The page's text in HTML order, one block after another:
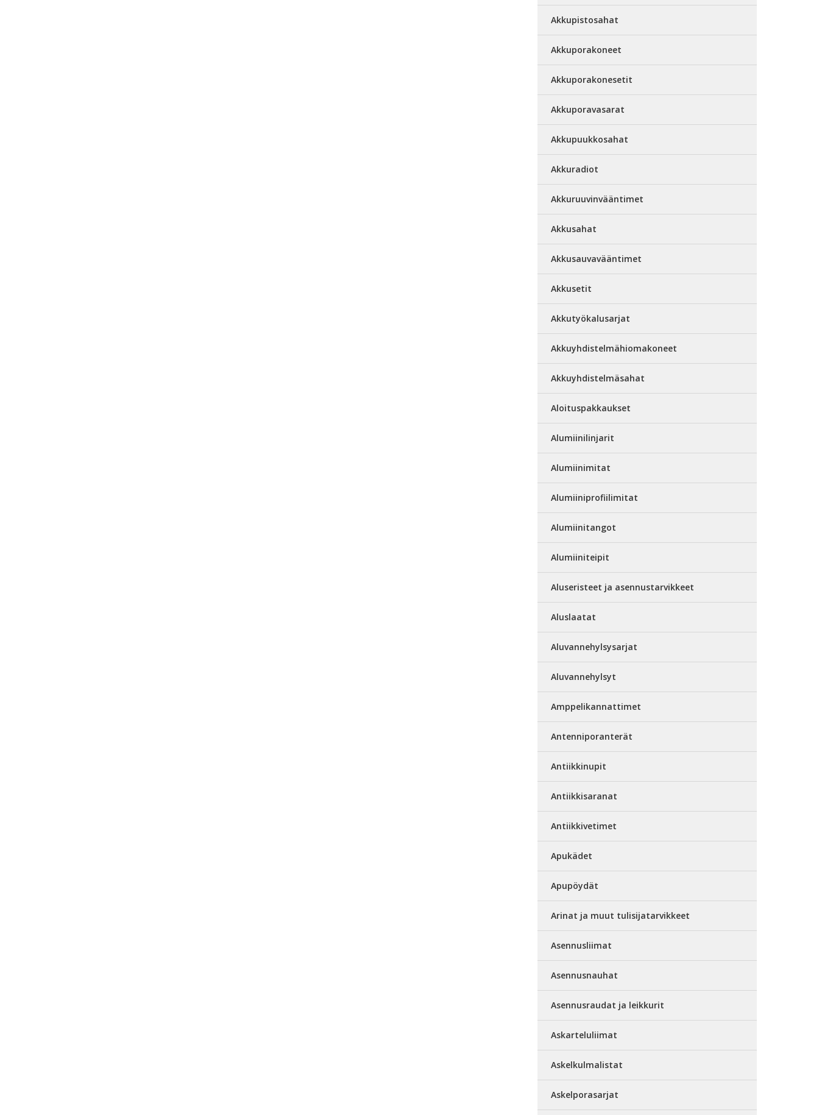
Akkupistosahat
Akkuporakoneet
Akkuporakonesetit
Akkuporavasarat
Akkupuukkosahat
Akkuradiot
Akkuruuvinvääntimet
Akkusahat
Akkusauvavääntimet
Akkusetit
Akkutyökalusarjat
Akkuyhdistelmähiomakoneet
Akkuyhdistelmäsahat
Aloituspakkaukset
Alumiinilinjarit
Alumiinimitat
Alumiiniprofiilimitat
Alumiinitangot
Alumiiniteipit
Aluseristeet ja asennustarvikkeet
Aluslaatat
Aluvannehylsysarjat
Aluvannehylsyt
Amppelikannattimet
Antenniporanterät
Antiikkinupit
Antiikkisaranat
Antiikkivetimet
Apukädet
Apupöydät
Arinat ja muut tulisijatarvikkeet
Asennusliimat
Asennusnauhat
Asennusraudat ja leikkurit
Askarteluliimat
Askelkulmalistat
Askelporasarjat